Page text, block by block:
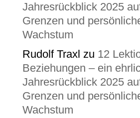
Jahresrückblick 2025
Grenzen und
Wachstum
Rudolf Traxl zu 12
Beziehungen – ein
Jahresrückblick 2025
Grenzen und
Wachstum